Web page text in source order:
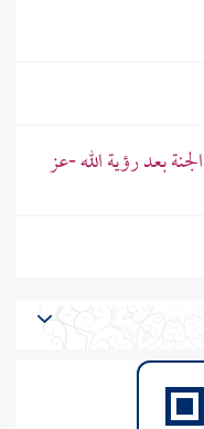
بعد رؤية الله -عز